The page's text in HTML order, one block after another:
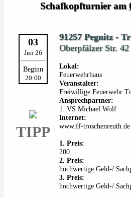
Schafkopfturnier am
03
Jun 26
Beginn
20:00
TIPP
91257 Pegnitz -
Oberpfälzer Str. 42
Lokal:
Feuerwehrhaus
Veranstalter:
Freiwillige Feuerwehr
Ansprechpartner:
1. VS Michael Wolf
Internet:
www.ff-troschenreuth.de
1. Preis:
200
2. Preis:
hochwertige Geld-/
3. Preis:
hochwertige Geld-/